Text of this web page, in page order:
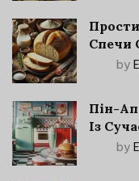
Спечи
by
Пін-
Із
by